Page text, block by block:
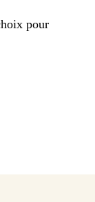
pour